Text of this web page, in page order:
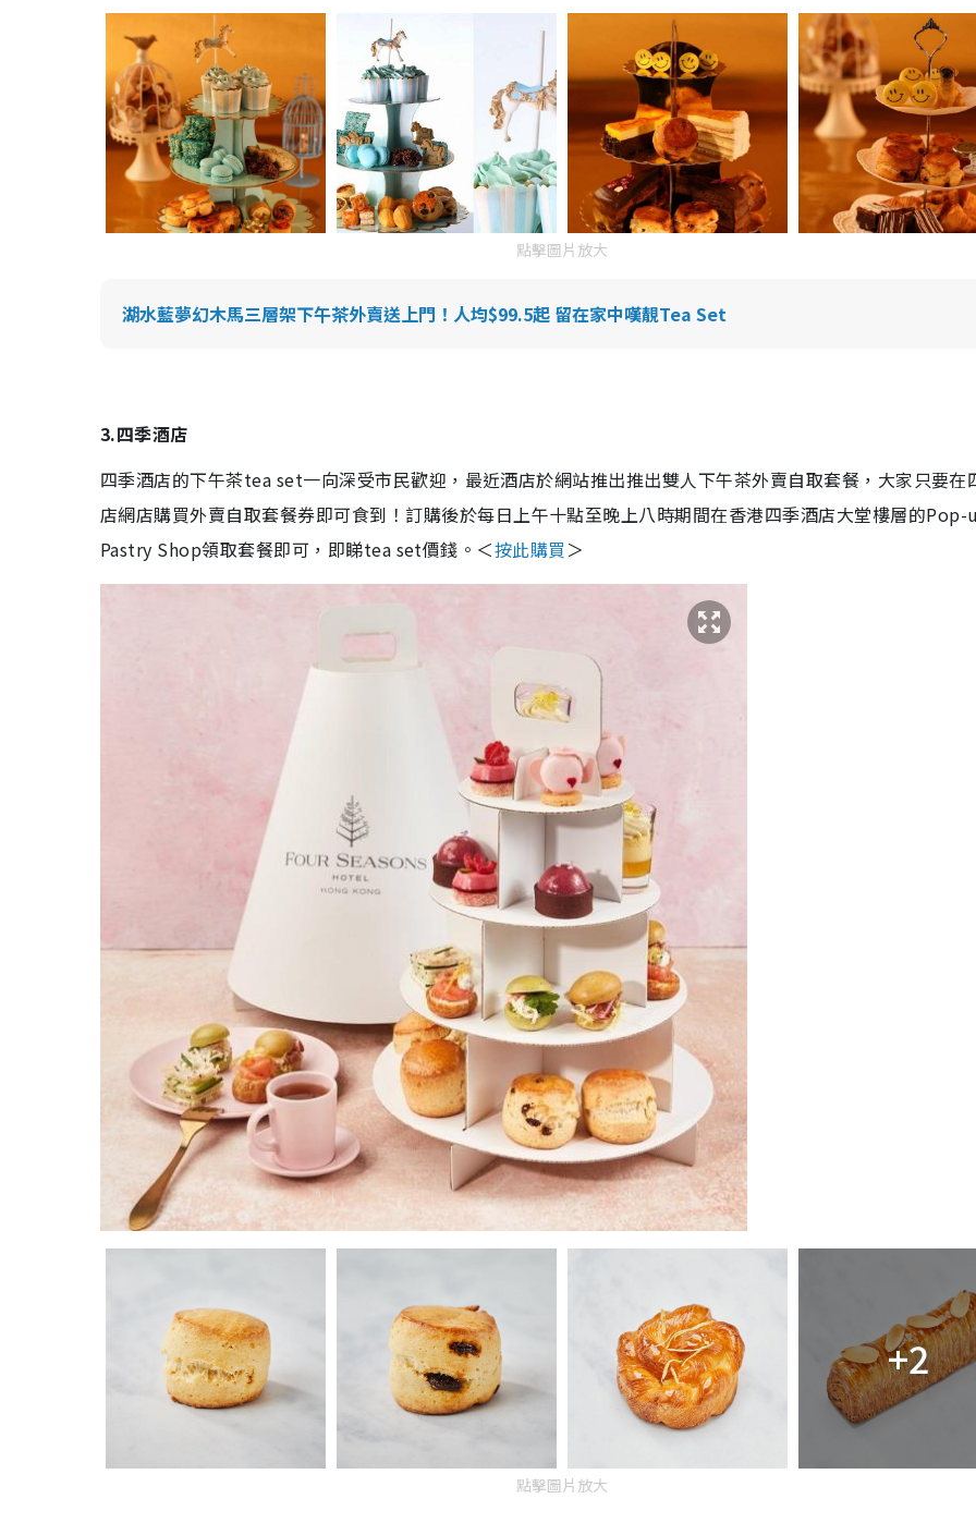
點擊圖片放大
湖水藍夢幻木馬三層架下午茶外賣送上門！人均$99.5起 留在家中嘆靚Tea Set
3.四季酒店
四季酒店的下午茶tea set一向深受市民歡迎，最近酒店於網站推出推出雙人下午茶外賣自取套餐，大家只要在
店網店購買外賣自取套餐券即可食到！訂購後於每日上午十點至晚上八時期間在香港四季酒店大堂樓層的Pop-
Pastry Shop領取套餐即可，即睇tea set價錢。＜按此購買 ＞
+2
點擊圖片放大